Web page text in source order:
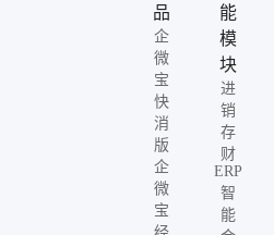
品
企
微
宝
快
消
版
企
微
宝
能
模
块
进
销
存
财
ERP
智
能